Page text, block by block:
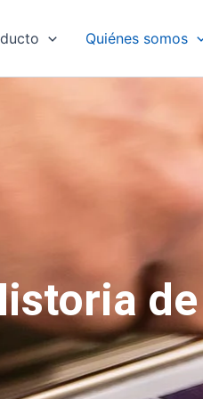
Quiénes somos